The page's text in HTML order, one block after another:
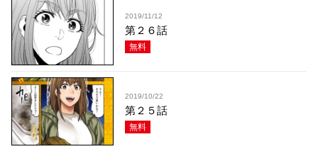
2019/11/12
第２６話
無料
2019/10/22
第２５話
無料